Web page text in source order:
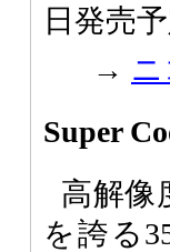
日発売
→
Super
高解像
を誇る